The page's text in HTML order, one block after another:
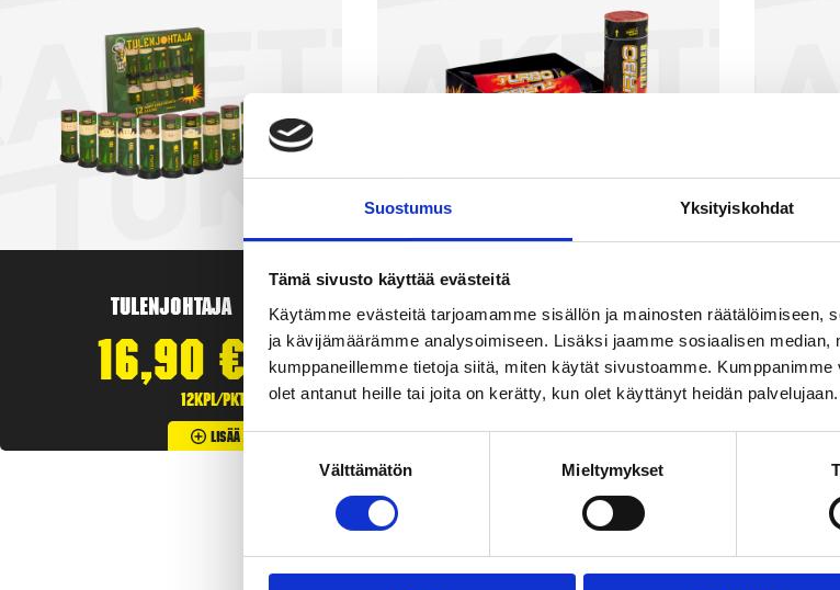
Suostumus Yksityiskohdat
Tämä sivusto käyttää evästeitä
Käytämme evästeitä tarjoamamme sisällön ja mainosten räätälöimiseen,
ja kävijämäärämme analysoimiseen. Lisäksi jaamme sosiaalisen median,
kumppaneillemme tietoja siitä, miten käytät sivustoamme.
olet antanut heille tai joita on kerätty, kun olet käyttänyt heidän palvelujaan.
Välttämätön Mieltymykset
Tulenjohtaja
16,90 €
12kpl/pkt
Lisää Ostoslistaan
Turbo Thunder
1,90€
3kpl/pkt